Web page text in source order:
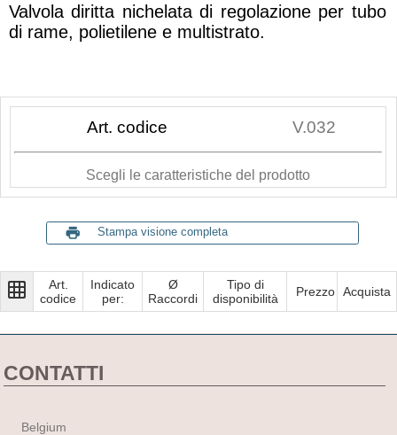
Valvola diritta nichelata di regolazione per tubo
di rame, polietilene e multistrato.
Art. codice V.032
Scegli le caratteristiche del prodotto
print Stampa visione completa
grid_on
Art.
codice
Indicato
per:
Ø
Raccordi
Tipo di
disponibilità
Prezzo Acquista
CONTATTI
Belgium